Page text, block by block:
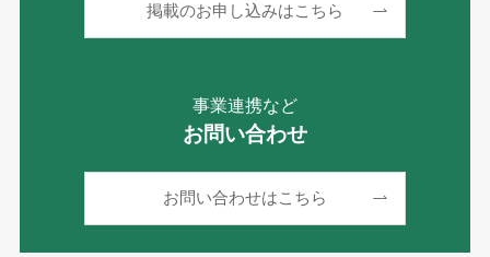
掲載のお申し込みはこちら
事業連携など
お問い合わせ
お問い合わせはこちら